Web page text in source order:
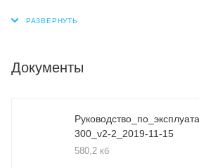
Документы
300_v2-2_2019-11-15
580,2 кб